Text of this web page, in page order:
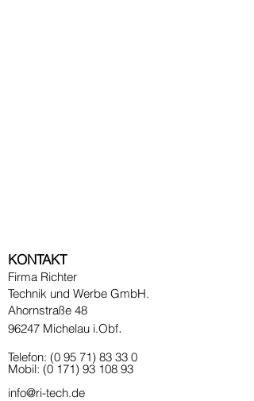
KONTAKT
Firma Richter
Technik und Werbe GmbH.
Ahornstraße 48
96247 Michelau i.Obf.
Telefon: (0 95 71) 83 33 0
Mobil: (0 171) 93 108 93
info@ri-tech.de